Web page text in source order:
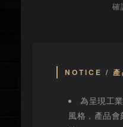
確
NOTICE / 產
為呈現工
風格，產品